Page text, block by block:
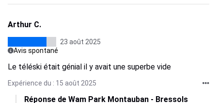
Arthur C.
23 août 2025
Avis spontané
Le téléski était génial il y avait une superbe vide
Expérience du : 15 août 2025
Réponse de Wam Park Montauban - Bressols